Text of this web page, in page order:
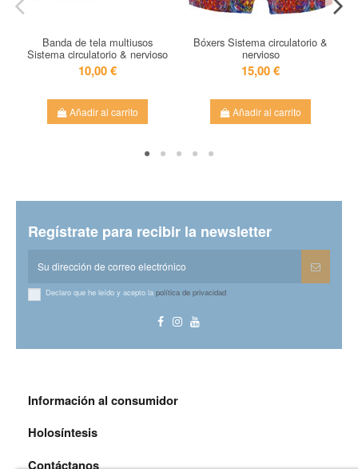
Banda de tela multiusos
Sistema circulatorio & nervioso
10,00 €
Añadir al carrito
Bóxers Sistema circulatorio &
nervioso
15,00 €
Añadir al carrito
Regístrate para recibir la newsletter
Declaro que he leído y acepto la política de privacidad
Información al consumidor
Holosíntesis
Contáctanos